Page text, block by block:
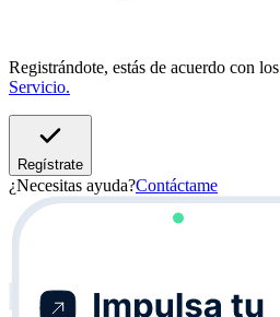
Registrándote, estás de acuerdo con los
Servicio.
Regístrate
¿Necesitas ayuda?Contáctame